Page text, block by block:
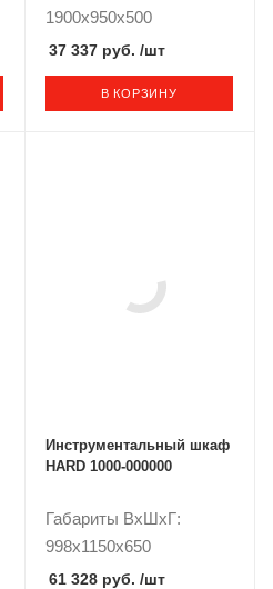
1900x950x500
37 337 руб. /шт
В КОРЗИНУ
Инструментальный шкаф
HARD 1000-000000
Габариты ВxШxГ:
998x1150x650
61 328 руб. /шт